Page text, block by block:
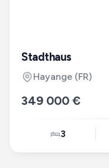
Stadthaus
Hayange (FR)
349 000 €
3